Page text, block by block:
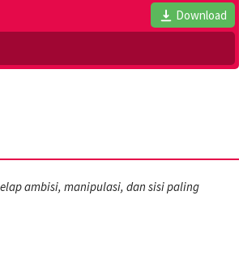
Download
ambisi, manipulasi, dan sisi paling